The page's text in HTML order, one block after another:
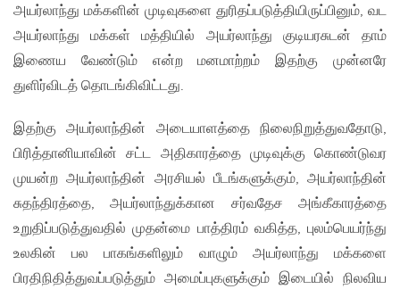
அயர்லாந்து மக்களின் முடிவுகளை துரிதப்படுத்தியிருப்பினும், வட
அயர்லாந்து மக்கள் மத்தியில் அயர்லாந்து குடியரசுடன் தாம்
இணைய வேண்டும் என்ற மனமாற்றம் இதற்கு முன்னரே
துளிர்விடத் தொடங்கிவிட்டது.
இதற்கு அயர்லாந்தின் அடையாளத்தை நிலைநிறுத்துவதோடு,
பிரித்தானியாவின் சட்ட அதிகாரத்தை முடிவுக்கு கொண்டுவர
முயன்ற அயர்லாந்தின் அரசியல் பீடங்களுக்கும், அயர்லாந்தின்
சுதந்திரத்தை, அயர்லாந்துக்கான சர்வதேச அங்கீகாரத்தை
உறுதிப்படுத்துவதில் முதன்மை பாத்திரம் வகித்த, புலம்பெயர்ந்து
உலகின் பல பாகங்களிலும் வாழும் அயர்லாந்து மக்களை
பிரதிநிதித்துவப்படுத்தும் அமைப்புகளுக்கும் இடையில் நிலவிய